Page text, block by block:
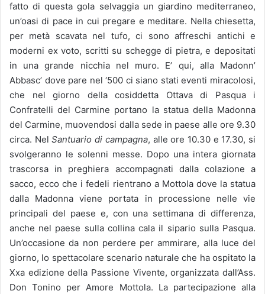
fatto di questa gola selvaggia un giardino mediterraneo,
un’oasi di pace in cui pregare e meditare. Nella chiesetta,
per metà scavata nel tufo, ci sono affreschi antichi e
moderni ex voto, scritti su schegge di pietra, e depositati
in una grande nicchia nel muro. E’ qui, alla Madonn’
Abbasc’ dove pare nel ‘500 ci siano stati eventi miracolosi,
che nel giorno della cosiddetta Ottava di Pasqua i
Confratelli del Carmine portano la statua della Madonna
del Carmine, muovendosi dalla sede in paese alle ore 9.30
circa. NelSantuario di campagna, alle ore 10.30 e 17.30, si
svolgeranno le solenni messe. Dopo una intera giornata
trascorsa in preghiera accompagnati dalla colazione a
sacco, ecco che i fedeli rientrano a Mottola dove la statua
dalla Madonna viene portata in processione nelle vie
principali del paese e, con una settimana di differenza,
anche nel paese sulla collina cala il sipario sulla Pasqua.
Un’occasione da non perdere per ammirare, alla luce del
giorno, lo spettacolare scenario naturale che ha ospitato la
Xxa edizione della Passione Vivente, organizzata dall’Ass.
Don Tonino per Amore Mottola. La partecipazione alla